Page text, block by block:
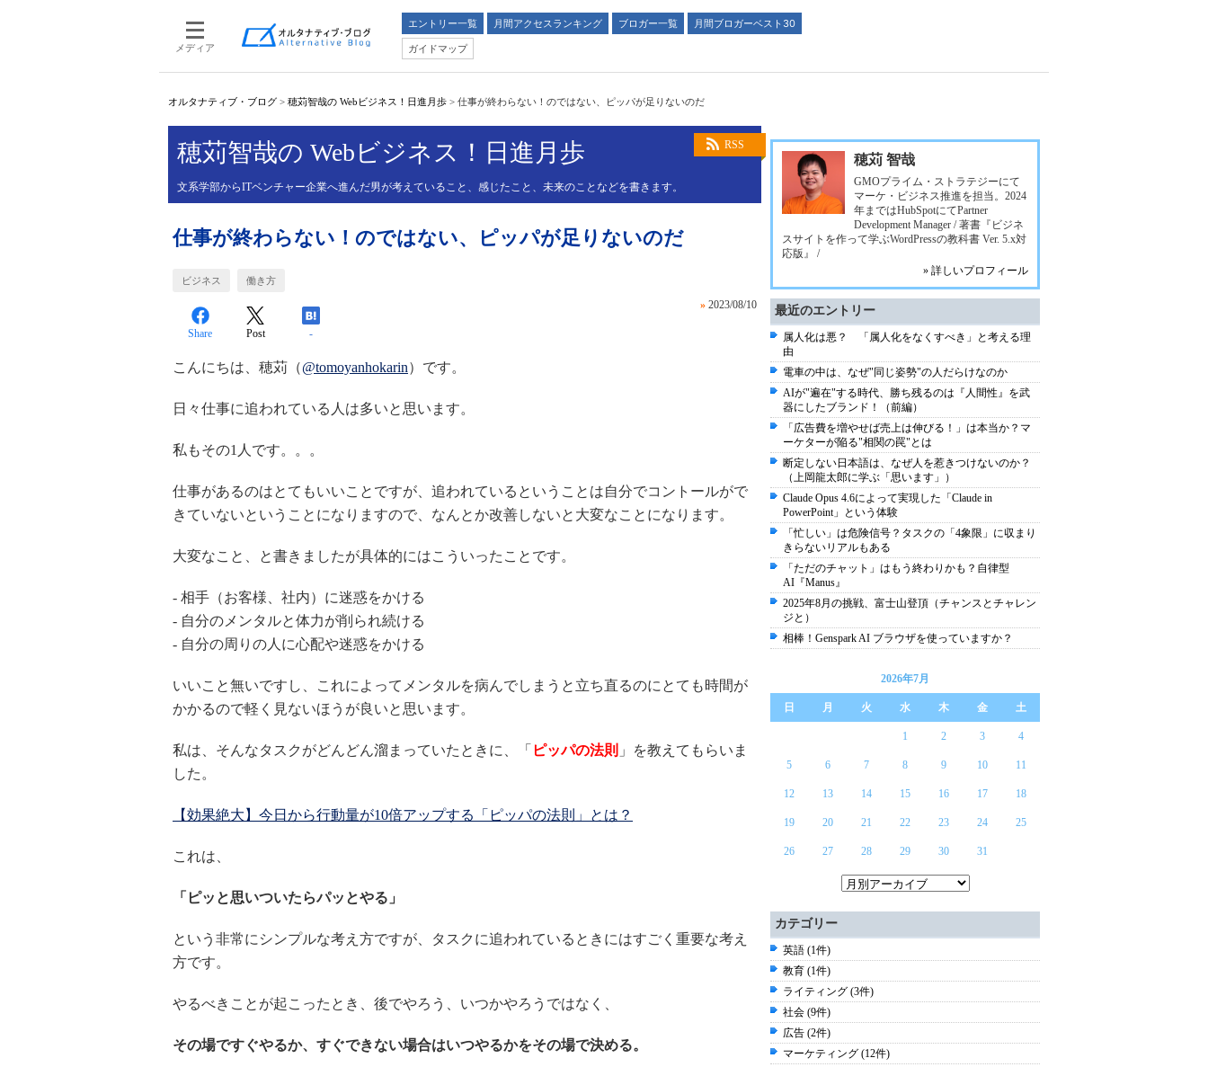
メディア
エントリー一覧 月間アクセスランキング ブロガー一覧
月間ブロガーベスト30
ガイドマップ
オルタナティブ・ブログ > 穂苅智哉の Webビジネス！日進月歩 > 仕事が終わらない！のではない、ピッパが足りないのだ
RSS
穂苅智哉の Webビジネス！日進月歩
文系学部からITベンチャー企業へ進んだ男が考えていること、感じたこと、未来のことなどを書きます。
仕事が終わらない！のではない、ピッパが足りないのだ
ビジネス 働き方
» 2023/08/10
Share Post -
こんにちは、穂苅（@tomoyanhokarin）です。
日々仕事に追われている人は多いと思います。
私もその1人です。。。
仕事があるのはとてもいいことですが、追われているということは自分でコントールがで
きていないということになりますので、なんとか改善しないと大変なことになります。
大変なこと、と書きましたが具体的にはこういったことです。
- 相手（お客様、社内）に迷惑をかける
- 自分のメンタルと体力が削られ続ける
- 自分の周りの人に心配や迷惑をかける
いいこと無いですし、これによってメンタルを病んでしまうと立ち直るのにとても時間が
かかるので軽く見ないほうが良いと思います。
私は、そんなタスクがどんどん溜まっていたときに、「 ピッパの法則 」を教えてもらいま
した。
【効果絶大】今日から行動量が10倍アップする「ピッパの法則」とは？
これは、
「ピッと思いついたらパッとやる」
という非常にシンプルな考え方ですが、タスクに追われているときにはすごく重要な考え
方です。
やるべきことが起こったとき、後でやろう、いつかやろうではなく、
その場ですぐやるか、すぐできない場合はいつやるかをその場で決める。
穂苅 智哉
GMOプライム・ストラテジーにて
マーケ・ビジネス推進を担当。2024
年まではHubSpotにてPartner
Development Manager / 著書『ビジネ
スサイトを作って学ぶWordPressの教科書 Ver. 5.x対
応版』 /
» 詳しいプロフィール
最近のエントリー
属人化は悪？ 「属人化をなくすべき」と考える理
由
電車の中は、なぜ"同じ姿勢"の人だらけなのか
AIが"遍在"する時代、勝ち残るのは『人間性』を武
器にしたブランド！（前編）
「広告費を増やせば売上は伸びる！」は本当か？マ
ーケターが陥る"相関の罠"とは
断定しない日本語は、なぜ人を惹きつけないのか？
（上岡龍太郎に学ぶ「思います」）
Claude Opus 4.6によって実現した「Claude in
PowerPoint」という体験
「忙しい」は危険信号？タスクの「4象限」に収まり
きらないリアルもある
「ただのチャット」はもう終わりかも？自律型
AI『Manus』
2025年8月の挑戦、富士山登頂（チャンスとチャレン
ジと）
相棒！Genspark AI ブラウザを使っていますか？
2026年7月
日 月 火 水 木 金 土
1 2 3 4
5 6 7 8 9 10 11
12 13 14 15 16 17 18
19 20 21 22 23 24 25
26 27 28 29 30 31
カテゴリー
英語 (1件)
教育 (1件)
ライティング (3件)
社会 (9件)
広告 (2件)
マーケティング (12件)